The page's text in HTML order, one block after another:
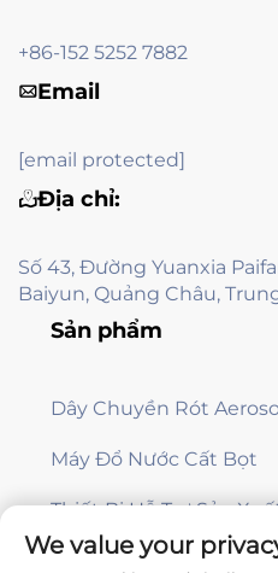
+86-152 5252 7882
Email
[email protected]
Địa chỉ:
Số 43, Đường Yuanxia
Baiyun, Quảng Châu,
Sản phẩm
Dây Chuyền Rót
Máy Đổ Nước Cất Bọt
Thiết Bị Hỗ Trợ Sản
We value your